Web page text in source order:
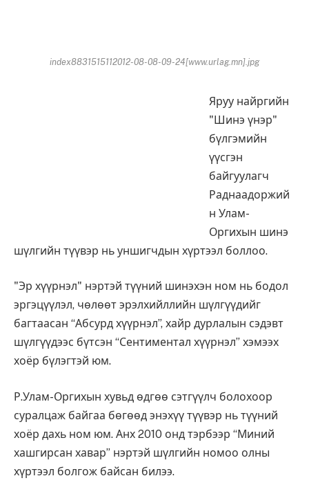
index8831515112012-08-08-09-24[www.urlag.mn].jpg
Яруу найргийн
"Шинэ үнэр"
бүлгэмийн
үүсгэн
байгуулагч
Раднаадоржий
н Улам-
Оргихын шинэ
шүлгийн түүвэр нь уншигчдын хүртээл боллоо.
"Эр хүүрнэл" нэртэй түүний шинэхэн ном нь бодол
эргэцүүлэл, чөлөөт эрэлхийллийн шүлгүүдийг
багтаасан “Абсурд хүүрнэл”, хайр дурлалын сэдэвт
шүлгүүдээс бүтсэн “Сентиментал хүүрнэл” хэмээх
хоёр бүлэгтэй юм.
Р.Улам-Оргихын хувьд өдгөө сэтгүүлч болохоор
суралцаж байгаа бөгөөд энэхүү түүвэр нь түүний
хоёр дахь ном юм. Анх 2010 онд тэрбээр “Миний
хашгирсан хавар” нэртэй шүлгийн номоо олны
хүртээл болгож байсан билээ.